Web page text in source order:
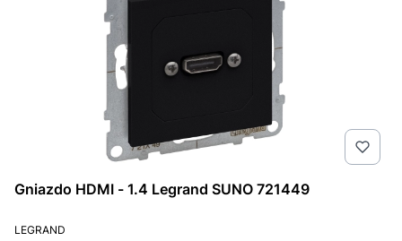
Gniazdo HDMI - 1.4 Legrand SUNO 721449
PRODUCENT
LEGRAND